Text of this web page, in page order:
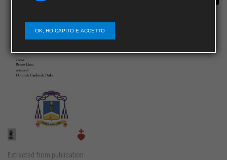
Extracted from publication
OK, HO CAPITO E ACCETTO